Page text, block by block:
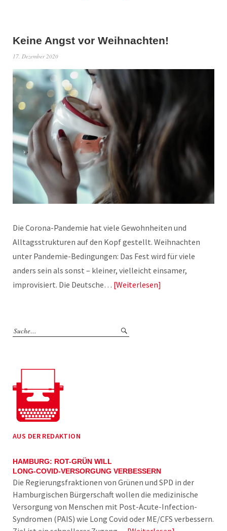
Keine Angst vor Weihnachten!
17. Dezember 2020
Die Corona-Pandemie hat viele Gewohnheiten und
Alltagsstrukturen auf den Kopf gestellt. Weihnachten
unter Pandemie-Bedingungen: Das Fest wird für viele
anders sein als sonst – kleiner, vielleicht einsamer,
improvisiert. Die Deutsche… Weiterlesen
AUS DER REDAKTION
HAMBURG: ROT-GRÜN WILL
LONG-COVID-VERSORGUNG VERBESSERN
Die Regierungsfraktionen von Grünen und SPD in der
Hamburgischen Bürgerschaft wollen die medizinische
Versorgung von Menschen mit Post-Acute-Infection-
Syndromen (PAIS) wie Long Covid oder ME/CFS verbessern.